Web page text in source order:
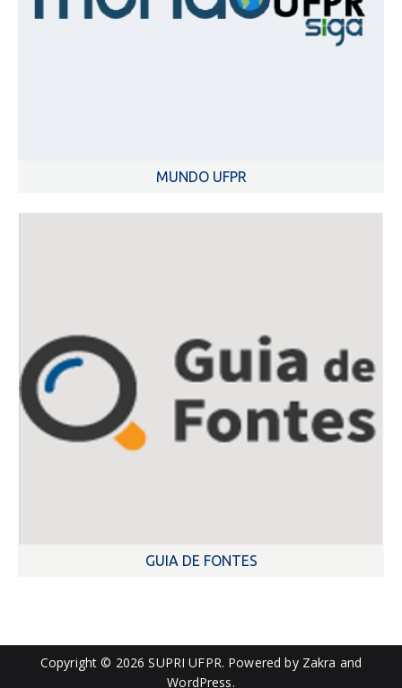
MUNDO UFPR
GUIA DE FONTES
Copyright © 2026SUPRI UFPR. Powered by Zakra and
WordPress.